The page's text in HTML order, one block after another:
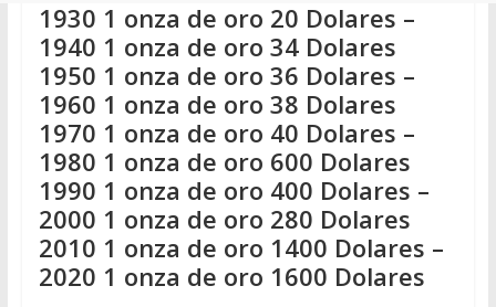
1930 1 onza de oro 20 Dolares –
1940 1 onza de oro 34 Dolares
1950 1 onza de oro 36 Dolares –
1960 1 onza de oro 38 Dolares
1970 1 onza de oro 40 Dolares –
1980 1 onza de oro 600 Dolares
1990 1 onza de oro 400 Dolares –
2000 1 onza de oro 280 Dolares
2010 1 onza de oro 1400 Dolares –
2020 1 onza de oro 1600 Dolares